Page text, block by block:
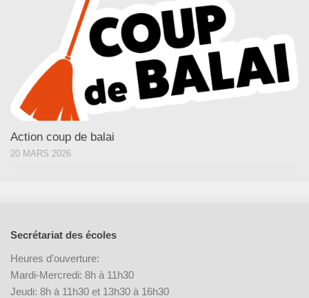
Action coup de balai
20 MARS 2026
Secrétariat des écoles
Heures d'ouverture:
Mardi-Mercredi: 8h à 11h30
Jeudi: 8h à 11h30 et 13h30 à 16h30